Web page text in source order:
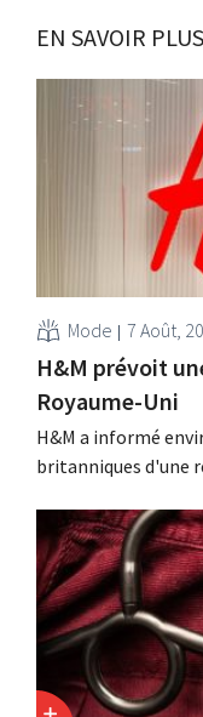
EN SAVOIR
Mode 7 Août,
H&M prévoit
Royaume-Uni
H&M a informé
britanniques d'une
Cette
précédemment aux
qui avaient déjà
d'emplois.